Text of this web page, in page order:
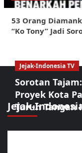
53 Orang
“Ko Tony” Jadi
Jejak-
Jejak-Indonesia TV
Sorotan
Proyek Kota
Turun Tangan